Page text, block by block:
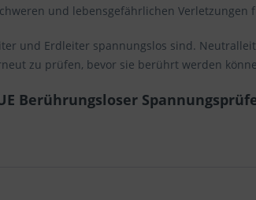
und lebensgefährlichen Verletzungen
und Erdleiter spannungslos sind.
zu prüfen, bevor sie berührt werden
Berührungsloser